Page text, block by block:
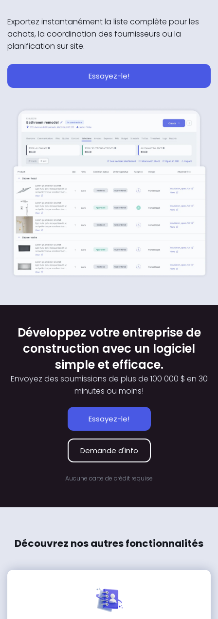
Exportez instantanément la liste complète pour les
achats, la coordination des fournisseurs ou la
planification sur site.
Essayez-le!
Développez votre entreprise de
construction avec un logiciel
simple et efficace.
Envoyez des soumissions de plus de 100 000 $ en 30
minutes ou moins!
Essayez-le!
Demande d'info
Aucune carte de crédit requise
Découvrez nos autres fonctionnalités